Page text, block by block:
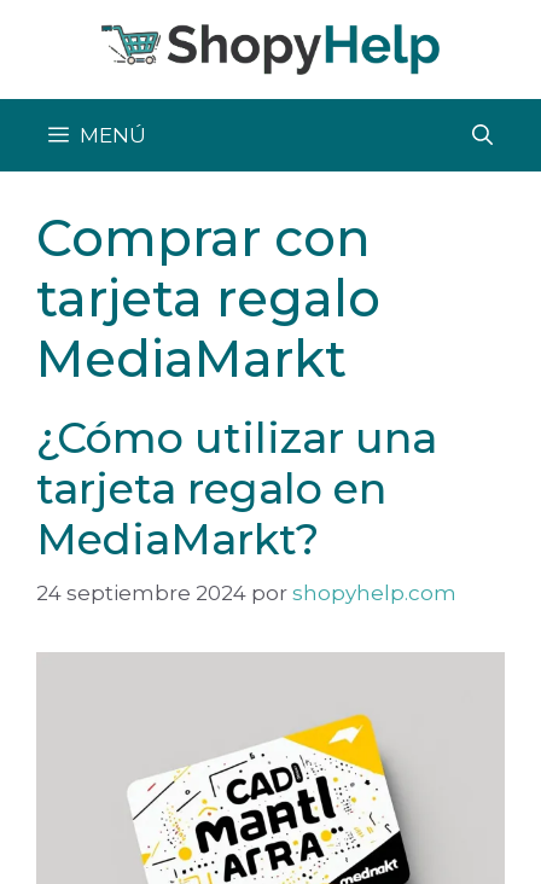
MENÚ
Comprar con
tarjeta regalo
MediaMarkt
¿Cómo utilizar una
tarjeta regalo en
MediaMarkt?
24 septiembre 2024 por shopyhelp.com